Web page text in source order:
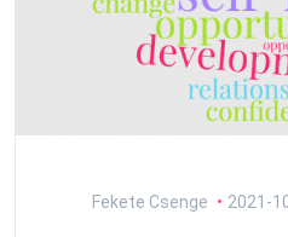
Fekete Csenge 2021-